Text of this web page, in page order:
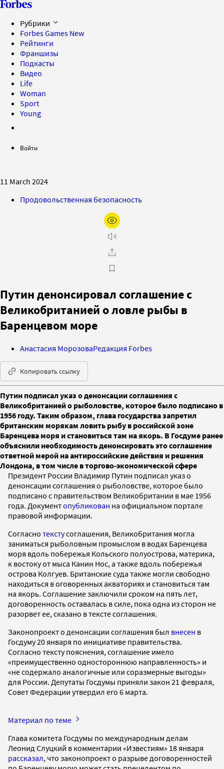
Рубрики
Forbes Games New
Рейтинги
Франшизы
Подкасты
Видео
Life
Woman
Sport
Young
Войти
11 March 2024
Продовольственная безопасность
Путин денонсировал соглашение с
Великобританией о ловле рыбы в
Баренцевом море
Анастасия МорозоваРедакция Forbes
Копировать ссылку
Путин подписал указ о денонсации соглашения с
Великобританией о рыболовстве, которое было подписано в
1956 году. Таким образом, глава государства запретил
британским морякам ловить рыбу в российской зоне
Баренцева моря и становиться там на якорь. В Госдуме ранее
объяснили необходимость денонсировать это соглашение
ответной мерой на антироссийские действия и решения
Лондона, в том числе в торгово-экономической сфере
Президент России Владимир Путин подписал указ о
денонсации соглашения о рыболовстве, которое было
подписано с правительством Великобритании в мае 1956
года. Документопубликован на официальном портале
правовой информации.
Согласно текстусоглашения, Великобритания могла
заниматься рыболовным промыслом в водах Баренцева
моря вдоль побережья Кольского полуострова, материка,
к востоку от мыса Канин Нос, а также вдоль побережья
острова Колгуев. Британские суда также могли свободно
находиться в оговоренных акваториях и становиться там
на якорь. Соглашение заключили сроком на пять лет,
договоренность оставалась в силе, пока одна из сторон не
разорвет ее, сказано в тексте соглашения.
Законопроект о денонсации соглашения был внесен в
Госдуму 20 января по инициативе правительства.
Согласно тексту пояснения, соглашение имело
«преимущественно одностороннюю направленность» и
«не содержало аналогичные или соразмерные выгоды»
для России. Депутаты Госдумы приняли закон 21 февраля,
Совет Федерации утвердил его 6 марта.
Материал по теме
Глава комитета Госдумы по международным делам
Леонид Слуцкий в комментарии «Известиям» 18 января
рассказал, что законопроект о разрыве договоренностей